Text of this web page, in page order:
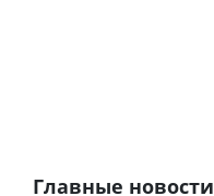
Главные новости